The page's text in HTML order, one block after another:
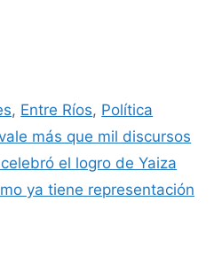
, Entre Ríos, Política
más que mil discursos
el logro de Yaiza
ya tiene representación